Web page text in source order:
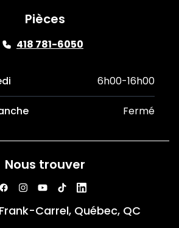
Pièces
418 781-6050
6h00-16h00
Fermé
Nous trouver
Carrel, Québec, QC